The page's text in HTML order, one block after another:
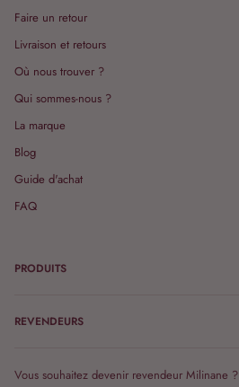
Faire un retour
Livraison et retours
Où nous trouver ?
Qui sommes-nous ?
La marque
Blog
Guide d'achat
FAQ
PRODUITS
REVENDEURS
Vous souhaitez devenir revendeur Milinane ?